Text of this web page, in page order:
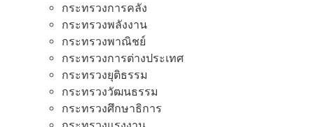
กระทรวงการคลัง
กระทรวงพลังงาน
กระทรวงพาณิชย์
กระทรวงการต่างประเทศ
กระทรวงยุติธรรม
กระทรวงวัฒนธรรม
กระทรวงศึกษาธิการ